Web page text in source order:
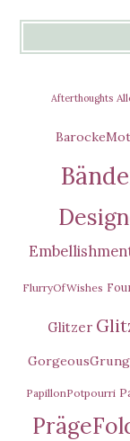
Afterthoughts
FlurryOfWishes
Glitzer
PapillonPotpourri